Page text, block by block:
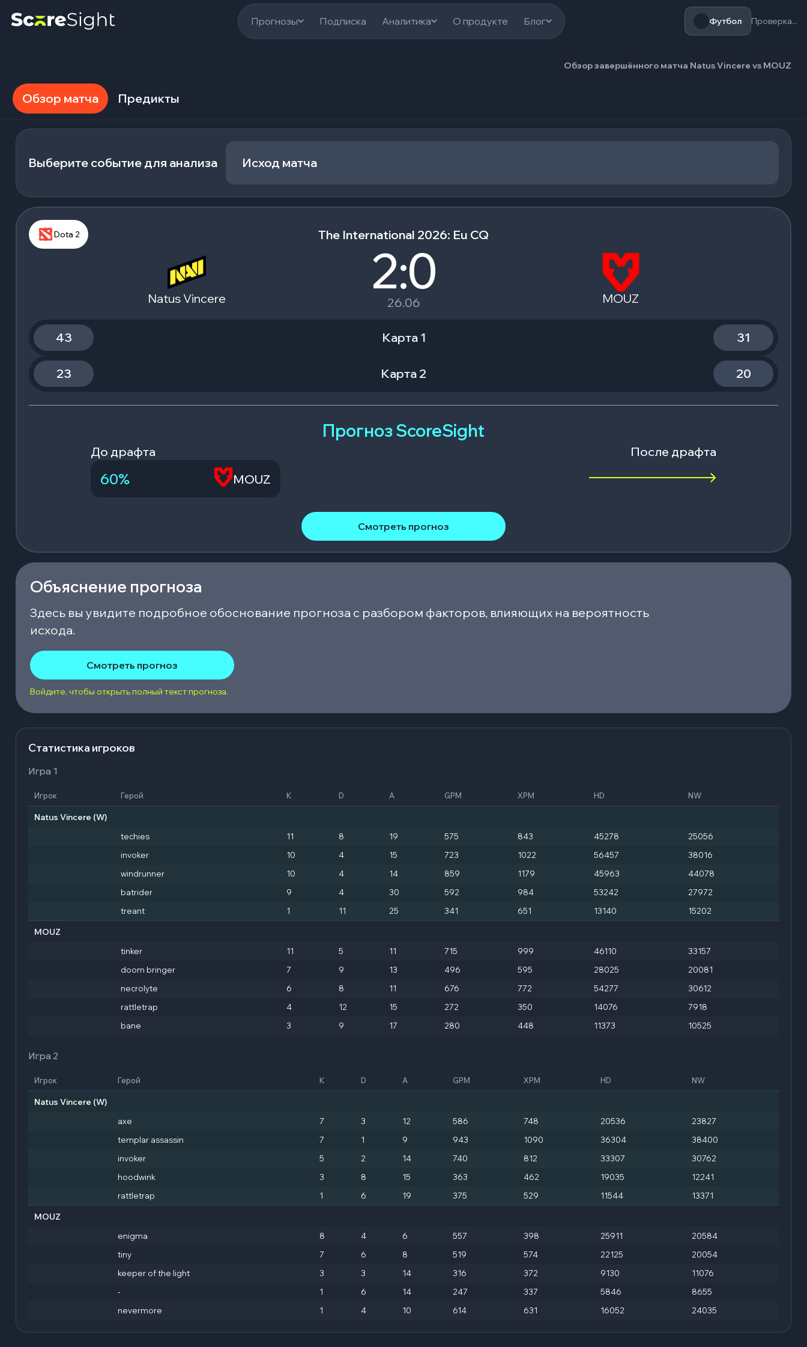
Прогнозы Подписка Аналитика О продукте Блог Футбол Проверка...
Обзор завершённого матча Natus Vincere vs MOUZ
Обзор матча Предикты
Выберите событие для анализа Исход матча
Dota 2 The International 2026: Eu CQ
Natus Vincere 2:0
26.06 MOUZ
43 Карта 1 31
23 Карта 2 20
Прогноз ScoreSight
До драфта После драфта
60% MOUZ
Смотреть прогноз
Объяснение прогноза
Здесь вы увидите подробное обоснование прогноза с разбором факторов, влияющих на вероятность
исхода.
Смотреть прогноз
Войдите, чтобы открыть полный текст прогноза.
Статистика игроков
Игра 1
Игрок Герой K D A GPM XPM HD NW
Natus Vincere (W)
techies 11 8 19 575 843 45278
25056
invoker
10 4 15 723 1022 56457
38016
windrunner
10 4 14 859 1179 45963
44078
batrider
9 4 30 592 984 53242
27972
treant
1 11 25 341 651 13140 15202
MOUZ
tinker 11 5 11 715 999 46110
33157
doom bringer
7 9 13 496 595 28025
20081
necrolyte
6 8 11 676 772 54277
30612
rattletrap
4 12 15 272 350 14076
7918
bane
3 9 17 280 448 11373 10525
Игра 2
Игрок Герой K D A GPM XPM HD NW
Natus Vincere (W)
axe 7 3 12 586 748 20536
23827
templar assassin
7 1 9 943 1090 36304
38400
invoker
5 2 14 740 812 33307
30762
hoodwink
3 8 15 363 462 19035
12241
rattletrap
1 6 19 375 529 11544 13371
MOUZ
enigma 8 4 6 557 398 25911
20584
tiny
7 6 8 519 574 22125
20054
keeper of the light
3 3 14 316 372 9130
11076
-
1 6 14 247 337 5846
8655
nevermore
1 4 10 614 631 16052 24035